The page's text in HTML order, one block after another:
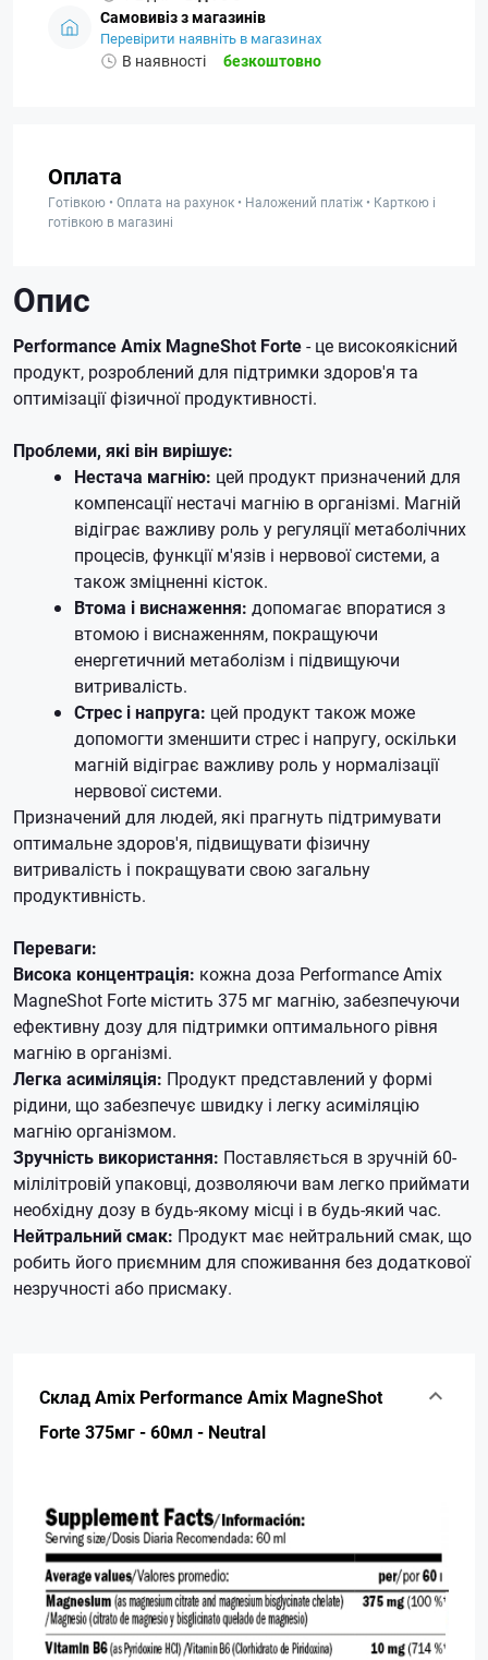
Самовивіз з магазинів
Перевірити наявніть в магазинах
В наявності безкоштовно
Оплата
Готівкою • Оплата на рахунок • Наложений платіж • Карткою і
готівкою в магазині
Опис
Performance Amix MagneShot Forte- це високоякісний
продукт, розроблений для підтримки здоров'я та
оптимізації фізичної продуктивності.
Проблеми, які він вирішує:
Нестача магнію: цей продукт призначений для
компенсації нестачі магнію в організмі. Магній
відіграє важливу роль у регуляції метаболічних
процесів, функції м'язів і нервової системи, а
також зміцненні кісток.
Втома і виснаження: допомагає впоратися з
втомою і виснаженням, покращуючи
енергетичний метаболізм і підвищуючи
витривалість.
Стрес і напруга: цей продукт також може
допомогти зменшити стрес і напругу, оскільки
магній відіграє важливу роль у нормалізації
нервової системи.
Призначений для людей, які прагнуть підтримувати
оптимальне здоров'я, підвищувати фізичну
витривалість і покращувати свою загальну
продуктивність.
Переваги:
Висока концентрація: кожна доза Performance Amix
MagneShot Forte містить 375 мг магнію, забезпечуючи
ефективну дозу для підтримки оптимального рівня
магнію в організмі.
Легка асиміляція: Продукт представлений у формі
рідини, що забезпечує швидку і легку асиміляцію
магнію організмом.
Зручність використання: Поставляється в зручній 60-
мілілітровій упаковці, дозволяючи вам легко приймати
необхідну дозу в будь-якому місці і в будь-який час.
Нейтральний смак: Продукт має нейтральний смак, що
робить його приємним для споживання без додаткової
незручності або присмаку.
Склад Amix Performance Amix MagneShot
Forte 375мг - 60мл - Neutral